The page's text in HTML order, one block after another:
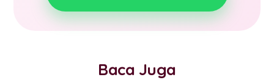
Baca Juga